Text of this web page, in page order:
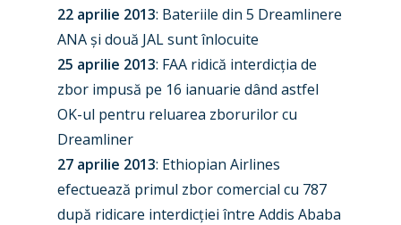
22 aprilie 2013: Bateriile din 5 Dreamlinere
ANA și două JAL sunt înlocuite
25 aprilie 2013: FAA ridică interdicția de
zbor impusă pe 16 ianuarie dând astfel
OK-ul pentru reluarea zborurilor cu
Dreamliner
27 aprilie 2013: Ethiopian Airlines
efectuează primul zbor comercial cu 787
după ridicare interdicției între Addis Ababa